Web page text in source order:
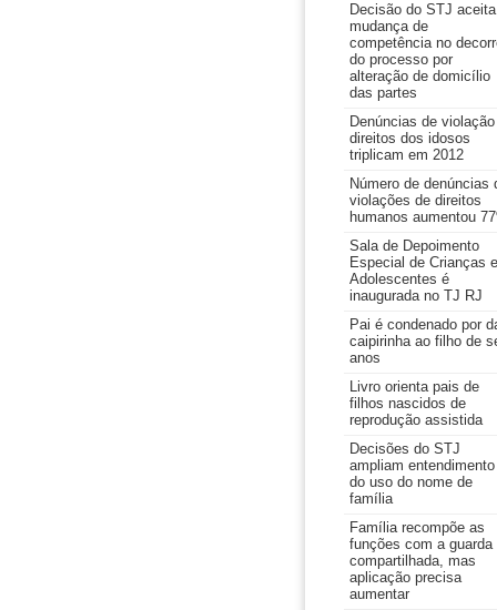
Decisão do STJ aceita
mudança de
competência no
do processo por
alteração de domicílio
das partes
Denúncias de
direitos dos idosos
triplicam em 2012
Número de denúncias
violações de direitos
humanos aumentou
Sala de Depoimento
Especial de Crianças e
Adolescentes é
inaugurada no TJ RJ
Pai é condenado por
caipirinha ao filho de
anos
Livro orienta pais de
filhos nascidos de
reprodução assistida
Decisões do STJ
ampliam entendimento
do uso do nome de
família
Família recompõe as
funções com a guarda
compartilhada, mas
aplicação precisa
aumentar